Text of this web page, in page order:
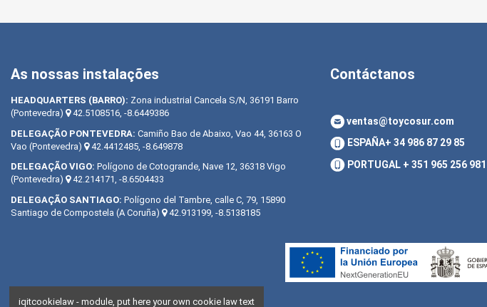
As nossas instalações
HEADQUARTERS (BARRO): Zona industrial Cancela S/N, 36191 Barro
(Pontevedra)
42.5108516, -8.6449386
DELEGAÇÃO PONTEVEDRA: Camiño Bao de Abaixo, Vao 44, 36163 O
Vao (Pontevedra)
42.4412485, -8.649878
DELEGAÇÃO VIGO: Polígono de Cotogrande, Nave 12, 36318 Vigo
(Pontevedra)
42.214171, -8.6504433
DELEGAÇÃO SANTIAGO: Polígono del Tambre, calle C, 79, 15890
Santiago de Compostela (A Coruña)
42.913199, -8.5138185
Contáctanos
ventas@toycosur.com
ESPAÑA+ 34 986 87 29 85
PORTUGAL + 351 965 256 981
iqitcookielaw - module, put here your own cookie law text